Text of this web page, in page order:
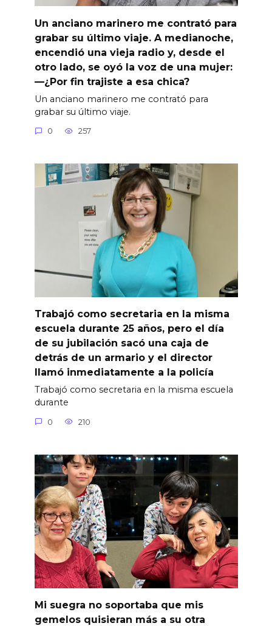
Un anciano marinero me contrató para
grabar su último viaje. A medianoche,
encendió una vieja radio y, desde el
otro lado, se oyó la voz de una mujer:
—¿Por fin trajiste a esa chica?
Un anciano marinero me contrató para
grabar su último viaje.
0 257
Trabajó como secretaria en la misma
escuela durante 25 años, pero el día
de su jubilación sacó una caja de
detrás de un armario y el director
llamó inmediatamente a la policía
Trabajó como secretaria en la misma escuela
durante
0 210
Mi suegra no soportaba que mis
gemelos quisieran más a su otra